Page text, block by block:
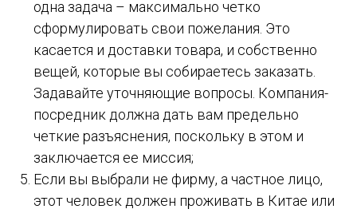
одна задача – максимально четко
сформулировать свои пожелания. Это
касается и доставки товара, и собственно
вещей, которые вы собираетесь заказать.
Задавайте уточняющие вопросы. Компания-
посредник должна дать вам предельно
четкие разъяснения, поскольку в этом и
заключается ее миссия;
Если вы выбрали не фирму, а частное лицо,
этот человек должен проживать в Китае или